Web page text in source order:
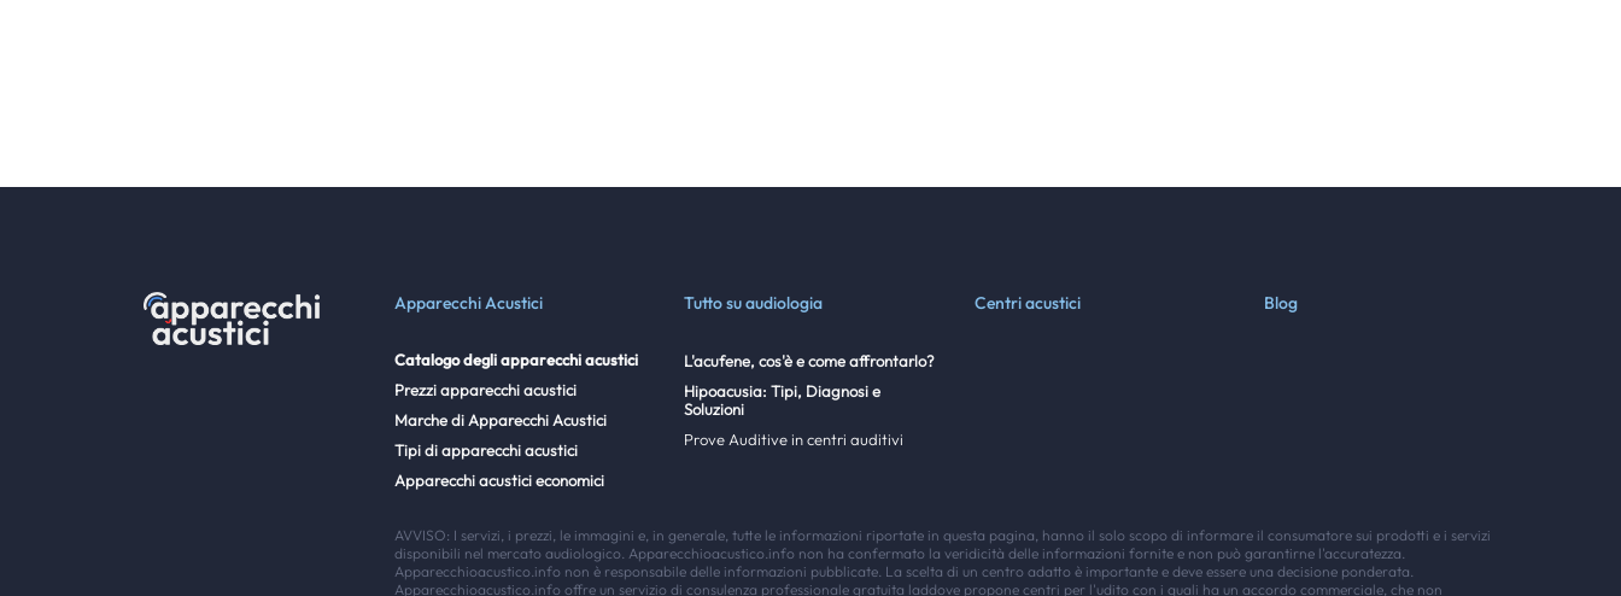
Apparecchi Acustici
Catalogo degli apparecchi acustici
Prezzi apparecchi acustici
Marche di Apparecchi Acustici
Tipi di apparecchi acustici
Apparecchi acustici economici
Tutto su audiologia
L'acufene, cos'è e come affrontarlo?
Hipoacusia: Tipi, Diagnosi e
Soluzioni
Prove Auditive in centri auditivi
Centri acustici Blog
AVVISO: I servizi, i prezzi, le immagini e, in generale, tutte le informazioni riportate in questa pagina, hanno il solo scopo di informare il consumatore sui prodotti e i servizi
disponibili nel mercato audiologico. Apparecchioacustico.info non ha confermato la veridicità delle informazioni fornite e non può garantirne l'accuratezza.
Apparecchioacustico.info non è responsabile delle informazioni pubblicate. La scelta di un centro adatto è importante e deve essere una decisione ponderata.
Apparecchioacustico.info offre un servizio di consulenza professionale gratuita laddove propone centri per l'udito con i quali ha un accordo commerciale, che non